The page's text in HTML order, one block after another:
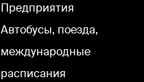
Предприятия
Автобусы, поезда,
международные
расписания